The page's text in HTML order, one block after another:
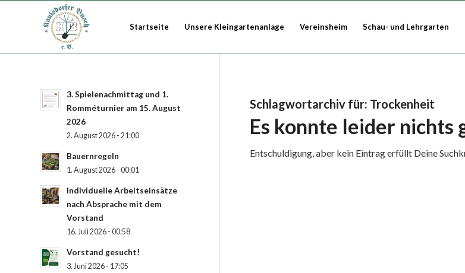
Startseite Unsere Kleingartenanlage Vereinsheim Schau- und Lehrgarten
Schlagwortarchiv für: Trockenheit
Es konnte leider nichts
Entschuldigung, aber kein Eintrag erfüllt Deine
3. Spielenachmittag und 1.
Romméturnier am 15. August
2026
2. August 2026 - 21:00
Bauernregeln
1. August 2026 - 00:01
Individuelle Arbeitseinsätze
nach Absprache mit dem
Vorstand
16. Juli 2026 - 00:58
Vorstand gesucht!
3. Juni 2026 - 17:05